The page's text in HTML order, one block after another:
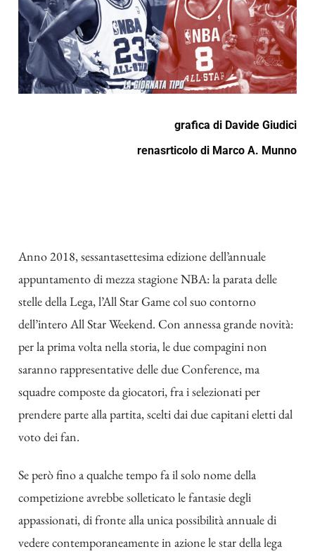
grafica di Davide Giudici
renasrticolo di Marco A. Munno
Anno 2018, sessantasettesima edizione dell’annuale
appuntamento di mezza stagione NBA: la parata delle
stelle della Lega, l’All Star Game col suo contorno
dell’intero All Star Weekend. Con annessa grande novità:
per la prima volta nella storia, le due compagini non
saranno rappresentative delle due Conference, ma
squadre composte da giocatori, fra i selezionati per
prendere parte alla partita, scelti dai due capitani eletti dal
voto dei fan.
Se però fino a qualche tempo fa il solo nome della
competizione avrebbe solleticato le fantasie degli
appassionati, di fronte alla unica possibilità annuale di
vedere contemporaneamente in azione le star della lega